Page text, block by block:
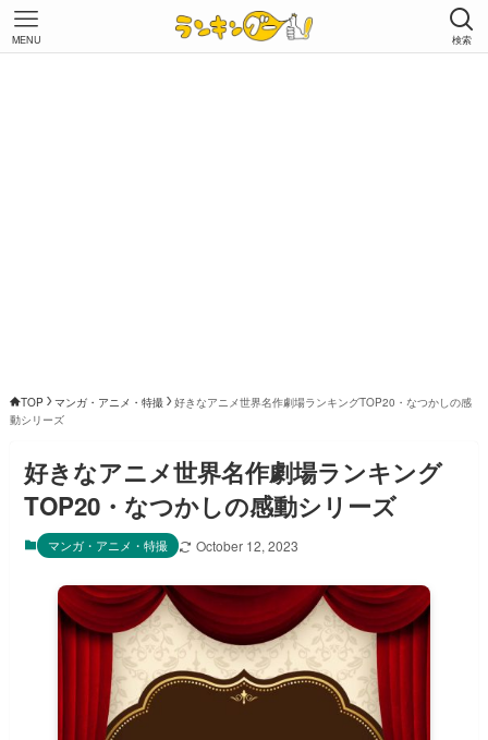
検索
MENU
TOP マンガ・アニメ・特撮
好きなアニメ世界名作劇場ランキングTOP20・なつかしの感
動シリーズ
好きなアニメ世界名作劇場ランキング
TOP20・なつかしの感動シリーズ
マンガ・アニメ・特撮 October 12, 2023